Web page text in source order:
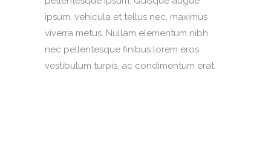
ipsum, vehicula et tellus nec, maximus
viverra metus. Nullam elementum nibh
nec pellentesque finibus lorem eros
vestibulum turpis, ac condimentum erat.